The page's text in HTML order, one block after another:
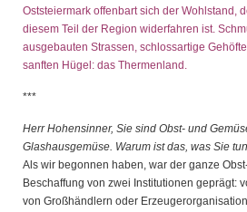
Oststeiermark offenbart sich der Wohlstand,
diesem Teil der Region widerfahren ist.
ausgebauten Strassen, schlossartige
sanften Hügel: das Thermenland.
***
Herr Hohensinner, Sie sind Obst- und
Glashausgemüse. Warum ist das, was Sie
Als wir begonnen haben, war der ganze
Beschaffung von zwei Institutionen geprägt:
von Großhändlern oder